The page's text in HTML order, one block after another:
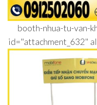
booth-nhua-tu-van-
id="attachment_632"